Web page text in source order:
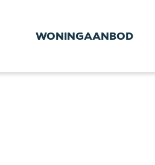
WONINGAANBOD